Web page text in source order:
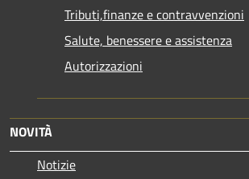
Tributi,finanze e contravvenzioni
Salute, benessere e assistenza
Autorizzazioni
NOVITÀ
Notizie